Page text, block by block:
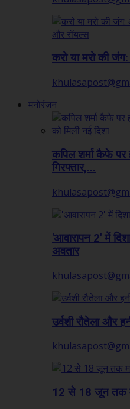
करो या मरो की
मनोरंजन
कपिल शर्मा कैफे पर
गिरफ्तार,...
'आवारापन 2' में
अवतार
उर्वशी रौतेला और
12 से 18 जून तक